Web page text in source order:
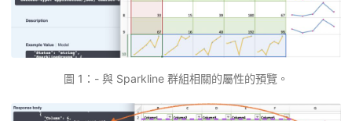
圖 1：- 與 Sparkline 群組相關的屬性的預覽。